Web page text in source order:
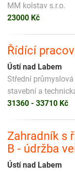
MM kolstav s.r.o.
23000 Kč
Řídící
Ústí nad Labem
Střední
stavební a
31360 - 33710 Kč
Zahradník s
B - údržba
Ústí nad Labem